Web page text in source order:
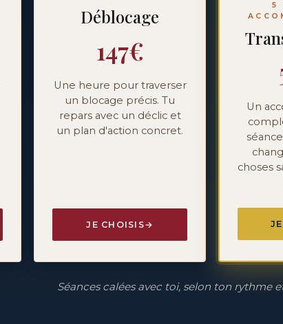
Déblocage
147€
Une heure pour traverser
un blocage précis. Tu
repars avec un déclic et
un plan d'action concret.
JE CHOISIS
5
Un
choses
Séances calées avec toi, selon ton rythme